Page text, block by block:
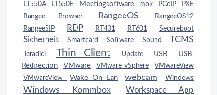
LT550A
LT550E Meetingsoftware mok PCoIP
PXE
Rangee Browser
RangeeOS
RangeeOS12
RangeeSIP
RDP RT401 RT601 Secureboot
Sicherheit Smartcard Software Sound TCMS
Teradici Thin Client Update USB
USB-
Redirection
VMware VMware vSphere
VMwareView
VMwareView
Wake On Lan webcam Windows
Windows Kommbox Workspace App